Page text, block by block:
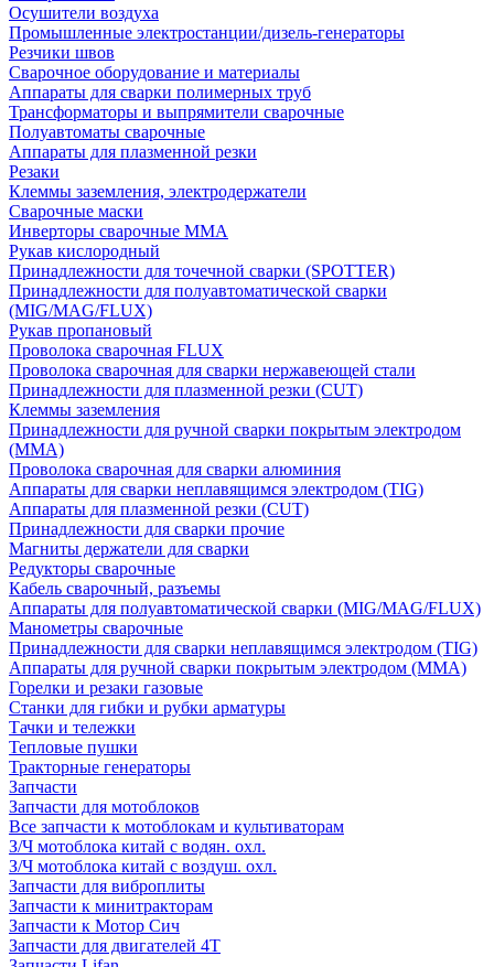
Осушители воздуха
Промышленные электростанции/дизель-генераторы
Резчики швов
Сварочное оборудование и материалы
Аппараты для сварки полимерных труб
Трансформаторы и выпрямители сварочные
Полуавтоматы сварочные
Аппараты для плазменной резки
Резаки
Клеммы заземления, электродержатели
Сварочные маски
Инверторы сварочные ММА
Рукав кислородный
Принадлежности для точечной сварки (SPOTTER)
Принадлежности для полуавтоматической сварки
(MIG/MAG/FLUX)
Рукав пропановый
Проволока сварочная FLUX
Проволока сварочная для сварки нержавеющей стали
Принадлежности для плазменной резки (CUT)
Клеммы заземления
Принадлежности для ручной сварки покрытым электродом
(MMA)
Проволока сварочная для сварки алюминия
Аппараты для сварки неплавящимся электродом (TIG)
Аппараты для плазменной резки (CUT)
Принадлежности для сварки прочие
Магниты держатели для сварки
Редукторы сварочные
Кабель сварочный, разъемы
Аппараты для полуавтоматической сварки (MIG/MAG/FLUX)
Манометры сварочные
Принадлежности для сварки неплавящимся электродом (TIG)
Аппараты для ручной сварки покрытым электродом (MMA)
Горелки и резаки газовые
Станки для гибки и рубки арматуры
Тачки и тележки
Тепловые пушки
Тракторные генераторы
Запчасти
Запчасти для мотоблоков
Все запчасти к мотоблокам и культиваторам
З/Ч мотоблока китай с водян. охл.
З/Ч мотоблока китай с воздуш. охл.
Запчасти для виброплиты
Запчасти к минитракторам
Запчасти к Мотор Сич
Запчасти для двигателей 4Т